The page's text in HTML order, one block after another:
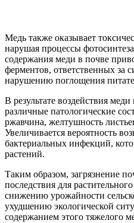
Медь также оказывает
нарушая процессы
содержания меди в почве
ферментов, ответственных за
нарушению поглощения
В результате воздействия
различные патологические
ржавчина, желтушность
Увеличивается вероятность
бактериальных инфекций,
растений.
Таким образом, загрязнение
последствия для
снижению урожайности
ухудшению экологической
содержанием этого тяжелого